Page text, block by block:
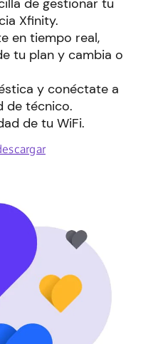
de gestionar tu
Xfinity.
en tiempo real,
tu plan y cambia o
y conéctate a
de técnico.
de tu WiFi.